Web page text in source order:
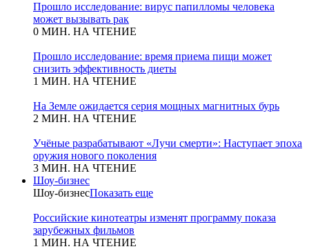
Прошло исследование: вирус папилломы человека
может вызывать рак
0 МИН. НА ЧТЕНИЕ
Прошло исследование: время приема пищи может
снизить эффективность диеты
1 МИН. НА ЧТЕНИЕ
На Земле ожидается серия мощных магнитных бурь
2 МИН. НА ЧТЕНИЕ
Учёные разрабатывают «Лучи смерти»: Наступает эпоха
оружия нового поколения
3 МИН. НА ЧТЕНИЕ
Шоу-бизнес
Шоу-бизнесПоказать еще
Российские кинотеатры изменят программу показа
зарубежных фильмов
1 МИН. НА ЧТЕНИЕ